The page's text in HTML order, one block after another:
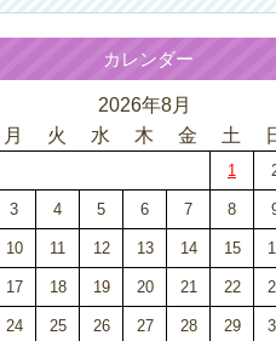
カレンダー
2026年8月
月
火 水 木 金 土
1
3 4 5 6 7 8
10 11 12 13 14 15
17 18 19 20 21 22
24 25 26 27 28 29